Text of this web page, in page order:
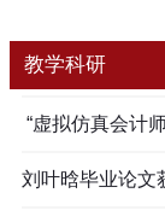
教学科研
刘叶晗毕业论文